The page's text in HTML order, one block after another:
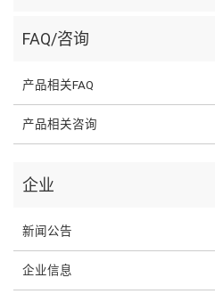
FAQ/咨询
产品相关FAQ
产品相关咨询
企业
新闻公告
企业信息